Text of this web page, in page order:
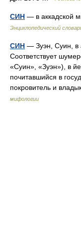
СИН — в аккадской
Энциклопедический
СИН — Зуэн, Суин, в
Соответствует
«Суин», «Зуэн»), в
почитавшийся в
покровитель и
мифологии